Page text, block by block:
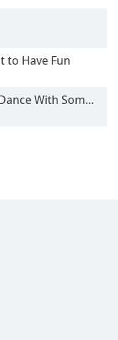
to Have Fun
With Somebody